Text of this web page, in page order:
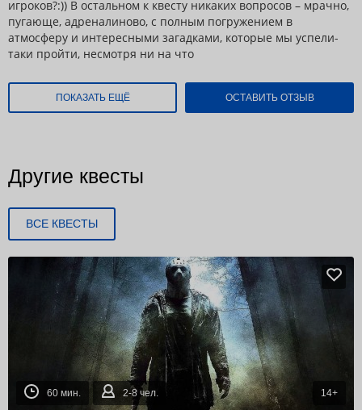
игроков?:)) В остальном к квесту никаких вопросов – мрачно,
пугающе, адреналиново, с полным погружением в
атмосферу и интересными загадками, которые мы успели-
таки пройти, несмотря ни на что
ПОКАЗАТЬ ЕЩЁ ОСТАВИТЬ ОТЗЫВ
Другие квесты
ВСЕ КВЕСТЫ
60 мин. 2-8 чел. 14+